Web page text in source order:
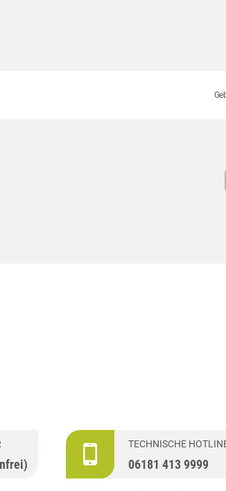
TECHNISCHE
06181 413 9999